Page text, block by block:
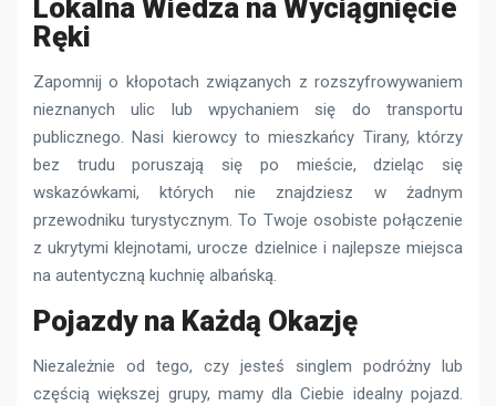
Lokalna Wiedza na Wyciągnięcie
Ręki
Zapomnij o kłopotach związanych z rozszyfrowywaniem
nieznanych ulic lub wpychaniem się do transportu
publicznego. Nasi kierowcy to mieszkańcy Tirany, którzy
bez trudu poruszają się po mieście, dzieląc się
wskazówkami, których nie znajdziesz w żadnym
przewodniku turystycznym. To Twoje osobiste połączenie
z ukrytymi klejnotami, urocze dzielnice i najlepsze miejsca
na autentyczną kuchnię albańską.
Pojazdy na Każdą Okazję
Niezależnie od tego, czy jesteś singlem podróżny lub
częścią większej grupy, mamy dla Ciebie idealny pojazd.